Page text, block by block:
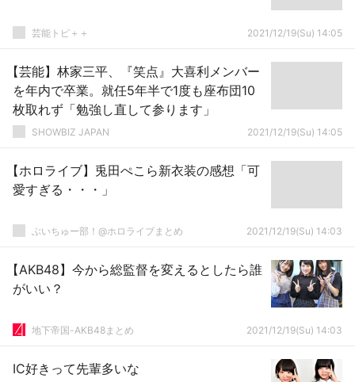
芸能トピ＋＋ 2021/12/19(Su) 14:05
【芸能】林家三平、『笑点』大喜利メンバー
を年内で卒業。就任5年半で1度も座布団10
枚取れず「勉強し直して参ります」
SHOWBIZ JAPAN 2021/12/19(Su) 14:05
【ホロライブ】兎田ぺこら新衣装の感想「可
愛すぎる・・・」
ぶいちゅー部！@ホロライブまとめ 2021/12/19(Su) 14:03
【AKB48】今から総監督を変えるとしたら誰
がいい？
地下帝国-AKB48まとめ 2021/12/19(Su) 14:03
IC好きって先輩多いな